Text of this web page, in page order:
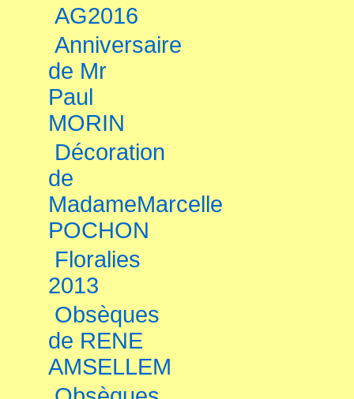
AG2016
Anniversaire
de Mr
Paul
MORIN
Décoration
de
MadameMarcelle
POCHON
Floralies
2013
Obsèques
de RENE
AMSELLEM